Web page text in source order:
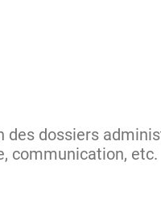
des dossiers
communication, etc.